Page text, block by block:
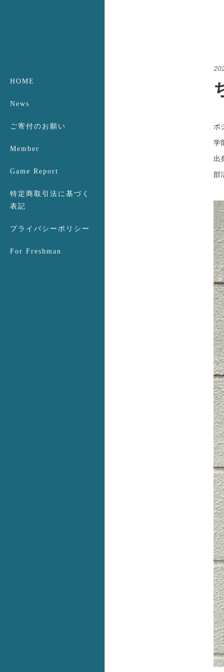
HOME
News
ご寄付のお願い
Member
Game Report
特定商取引法に基づく
表記
プライバシーポリシー
For Freshman
ポ
学
出
部